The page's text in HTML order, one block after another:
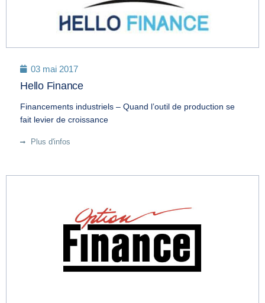
03 mai 2017
Hello Finance
Financements industriels – Quand l’outil de production se
fait levier de croissance
Plus d'infos